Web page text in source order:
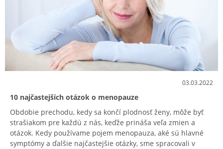
03.03.2022
10 najčastejších otázok o menopauze
Obdobie prechodu, kedy sa končí plodnosť ženy, môže byť
strašiakom pre každú z nás, keďže prináša veľa zmien a
otázok. Kedy používame pojem menopauza, aké sú hlavné
symptómy a ďalšie najčastejšie otázky, sme spracovali v